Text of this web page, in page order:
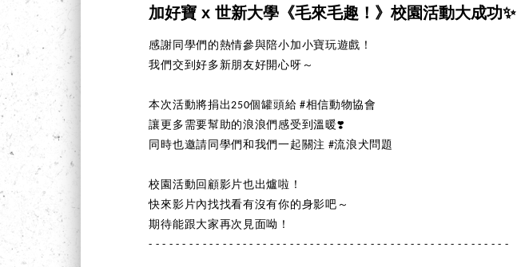
加好寶 x 世新大學《毛來毛趣！》校園活動大成功✨
感謝同學們的熱情參與陪小加小寶玩遊戲！
我們交到好多新朋友好開心呀～
本次活動將捐出250個罐頭給 #相信動物協會
讓更多需要幫助的浪浪們感受到溫暖❣️
同時也邀請同學們和我們一起關注 #流浪犬問題
校園活動回顧影片也出爐啦！
快來影片內找找看有沒有你的身影吧～
期待能跟大家再次見面呦！
- - - - - - - - - - - - - - - - - - - - - - - - - - - - - - - - - - - - - - - - - - - - - - - - - - - - - -